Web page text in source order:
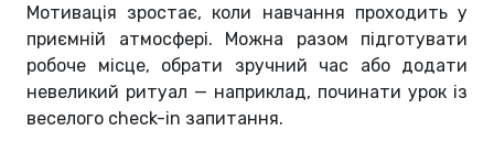
Мотивація зростає, коли навчання проходить у
приємній атмосфері. Можна разом підготувати
робоче місце, обрати зручний час або додати
невеликий ритуал — наприклад, починати урок із
веселого check-in запитання.